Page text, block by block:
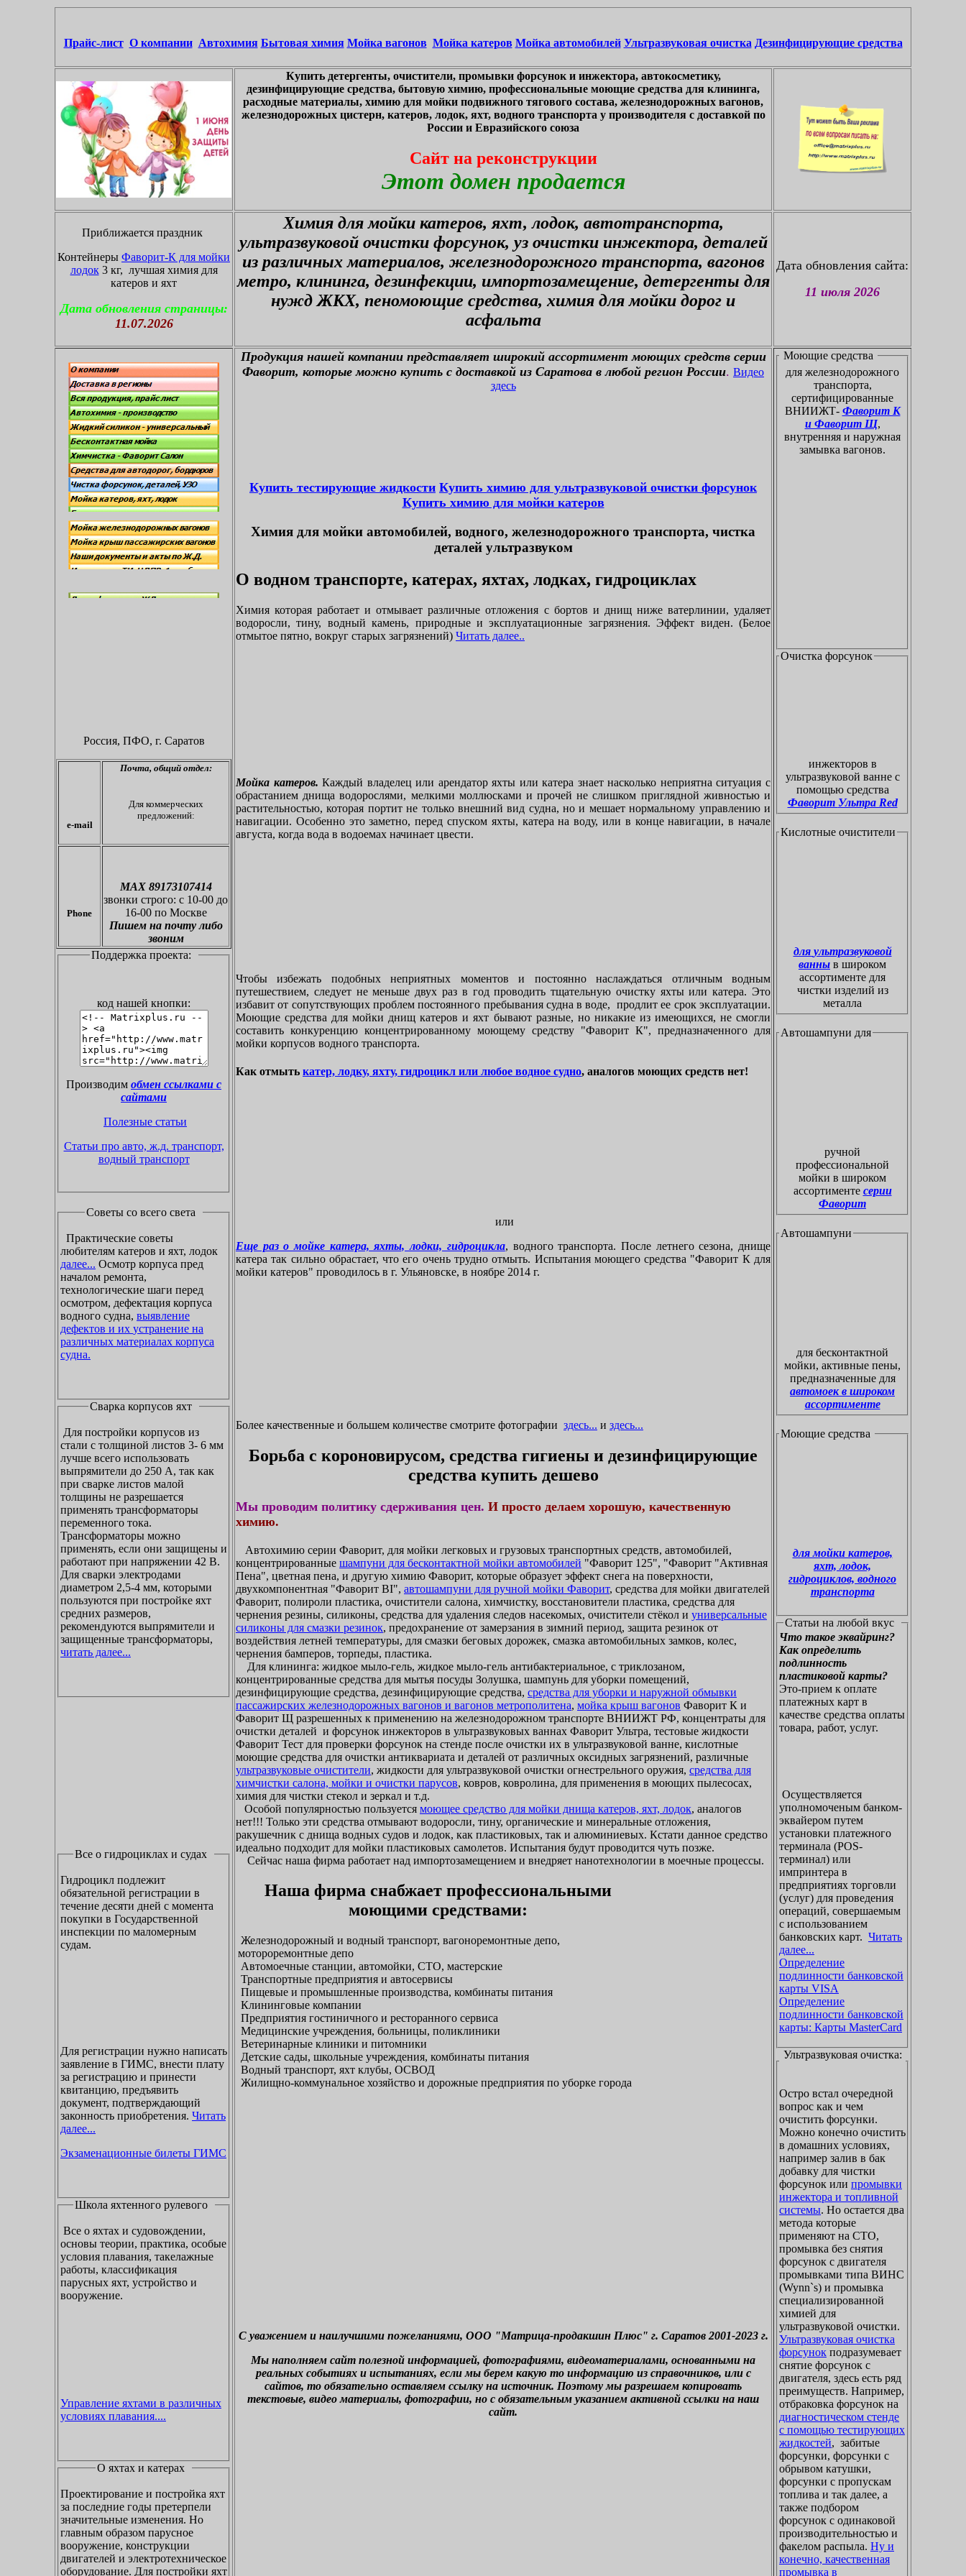
Прайс-лист О компании Автохимия Бытовая химия Мойка вагонов Мойка катеров Мойка автомобилей Ультразвуковая очистка Дезинфицирующие средства
Купить детергенты, очистители, промывки форсунок и инжектора, автокосметику,
дезинфицирующие средства, бытовую химию, профессиональные моющие средства для клининга,
расходные материалы, химию для мойки подвижного тягового состава, железнодорожных вагонов,
железнодорожных цистерн, катеров, лодок, яхт, водного транспорта у производителя с доставкой по
России и Евразийского союза
Сайт на реконструкции
Этот домен продается
Приближается праздник
Контейнеры Фаворит-К для мойки
лодок3 кг, лучшая химия для
катеров и яхт
Дата обновления страницы:
11.07.2026
Химия для мойки катеров, яхт, лодок, автотранспорта,
ультразвуковой очистки форсунок, уз очистки инжектора, деталей
из различных материалов, железнодорожного транспорта, вагонов
метро, клининга, дезинфекции, импортозамещение, детергенты для
нужд ЖКХ, пеномоющие средства, химия для мойки дорог и
асфальта
Дата обновления сайта:
11 июля 2026
Россия, ПФО, г. Саратов
e-mail
Почта, общий отдел:
Для коммерческих
предложений:
Phone
МАХ 89173107414
звонки строго: с 10-00 до
16-00 по Москве
Пишем на почту либо
звоним
Поддержка проекта:
код нашей кнопки:
Производим обмен ссылками с
сайтами
Полезные статьи
Статьи про авто, ж.д. транспорт,
водный транспорт
Советы со всего света
Практические советы
любителям катеров и яхт, лодок
далее... Осмотр корпуса пред
началом ремонта,
технологические шаги перед
осмотром, дефектация корпуса
водного судна, выявление
дефектов и их устранение на
различных материалах корпуса
судна.
Сварка корпусов яхт
Для постройки корпусов из
стали с толщиной листов 3- 6 мм
лучше всего использовать
выпрямители до 250 А, так как
при сварке листов малой
толщины не разрешается
применять трансформаторы
переменного тока.
Трансформаторы можно
применять, если они защищены и
работают при напряжении 42 В.
Для сварки электродами
диаметром 2,5-4 мм, которыми
пользуются при постройке яхт
средних размеров,
рекомендуются выпрямители и
защищенные трансформаторы,
читать далее...
Все о гидроциклах и судах
Гидроцикл подлежит
обязательной регистрации в
течение десяти дней с момента
покупки в Государственной
инспекции по маломерным
судам.
Для регистрации нужно написать
заявление в ГИМС, внести плату
за регистрацию и принести
квитанцию, предъявить
документ, подтверждающий
законность приобретения. Читать
далее...
Экзаменационные билеты ГИМС
Школа яхтенного рулевого
Все о яхтах и судовождении,
основы теории, практика, особые
условия плавания, такелажные
работы, классификация
парусных яхт, устройство и
вооружение.
Управление яхтами в различных
условиях плавания....
О яхтах и катерах
Проектирование и постройка яхт
за последние годы претерпели
значительные изменения. Но
главным образом парусное
вооружение, конструкции
двигателей и электротехническое
оборудование. Для постройки яхт
Продукция нашей компании представляет широкий ассортимент моющих средств серии
Фаворит, которые можно купить с доставкой из Саратова в любой регион России. Видео
здесь
Купить тестирующие жидкости Купить химию для ультразвуковой очистки форсунок
Купить химию для мойки катеров
Химия для мойки автомобилей, водного, железнодорожного транспорта, чистка
деталей ультразвуком
О водном транспорте, катерах, яхтах, лодках, гидроциклах
Химия которая работает и отмывает различные отложения с бортов и днищ ниже ватерлинии, удаляет
водоросли, тину, водный камень, природные и эксплуатационные загрязнения. Эффект виден. (Белое
отмытое пятно, вокруг старых загрязнений) Читать далее..
Мойка катеров. Каждый владелец или арендатор яхты или катера знает насколько неприятна ситуация с
обрастанием днища водорослями, мелкими моллюсками и прочей не слишком приглядной живностью и
растительностью, которая портит не только внешний вид судна, но и мешает нормальному управлению и
навигации. Особенно это заметно, перед спуском яхты, катера на воду, или в конце навигации, в начале
августа, когда вода в водоемах начинает цвести.
Чтобы избежать подобных неприятных моментов и постоянно наслаждаться отличным водным
путешествием, следует не меньше двух раз в год проводить тщательную очистку яхты или катера. Это
избавит от сопутствующих проблем постоянного пребывания судна в воде, продлит ее срок эксплуатации.
Моющие средства для мойки днищ катеров и яхт бывают разные, но никакие из имеющихся, не смогли
составить конкуренцию концентрированному моющему средству "Фаворит К", предназначенного для
мойки корпусов водного транспорта.
Как отмыть катер, лодку, яхту, гидроцикл или любое водное судно, аналогов моющих средств нет!
или
Еще раз о мойке катера, яхты, лодки, гидроцикла, водного транспорта. После летнего сезона, днище
катера так сильно обрастает, что его очень трудно отмыть. Испытания моющего средства "Фаворит К для
мойки катеров" проводилось в г. Ульяновске, в ноябре 2014 г.
Более качественные и большем количестве смотрите фотографии здесь... и здесь...
Борьба с короновирусом, средства гигиены и дезинфицирующие
средства купить дешево
Мы проводим политику сдерживания цен. И просто делаем хорошую, качественную
химию.
Автохимию серии Фаворит, для мойки легковых и грузовых транспортных средств, автомобилей,
концентрированные шампуни для бесконтактной мойки автомобилей "Фаворит 125", "Фаворит "Активная
Пена", цветная пена, и другую химию Фаворит, которые образует эффект снега на поверхности,
двухкомпонентная "Фаворит BI", автошампуни для ручной мойки Фаворит, средства для мойки двигателей
Фаворит, полироли пластика, очистители салона, химчистку, восстановители пластика, средства для
чернения резины, силиконы, средства для удаления следов насекомых, очистители стёкол и универсальные
силиконы для смазки резинок, предохранение от замерзания в зимний период, защита резинок от
воздействия летней температуры, для смазки беговых дорожек, смазка автомобильных замков, колес,
чернения бамперов, торпеды, пластика.
Для клининга: жидкое мыло-гель, жидкое мыло-гель антибактериальное, с триклозаном,
концентрированные средства для мытья посуды Золушка, шампунь для уборки помещений,
дезинфицирующие средства, дезинфицирующие средства, средства для уборки и наружной обмывки
пассажирских железнодорожных вагонов и вагонов метрополитена, мойка крыш вагонов Фаворит К и
Фаворит Щ разрешенных к применению на железнодорожном транспорте ВНИИЖТ РФ, концентраты для
очистки деталей и форсунок инжекторов в ультразвуковых ваннах Фаворит Ультра, тестовые жидкости
Фаворит Тест для проверки форсунок на стенде после очистки их в ультразвуковой ванне, кислотные
моющие средства для очистки антиквариата и деталей от различных оксидных загрязнений, различные
ультразвуковые очистители, жидкости для ультразвуковой очистки огнестрельного оружия, средства для
химчистки салона, мойки и очистки парусов, ковров, ковролина, для применения в моющих пылесосах,
химия для чистки стекол и зеркал и т.д.
Особой популярностью пользуется моющее средство для мойки днища катеров, яхт, лодок, аналогов
нет!!! Только эти средства отмывают водоросли, тину, органические и минеральные отложения,
ракушечник с днища водных судов и лодок, как пластиковых, так и алюминиевых. Кстати данное средство
идеально подходит для мойки пластиковых самолетов. Испытания будут проводится чуть позже.
Сейчас наша фирма работает над импортозамещением и внедряет нанотехнологии в моечные процессы.
Наша фирма снабжает профессиональными
моющими средствами:
Железнодорожный и водный транспорт, вагоноремонтные депо,
мотороремонтные депо
Автомоечные станции, автомойки, СТО, мастерские
Транспортные предприятия и автосервисы
Пищевые и промышленные производства, комбинаты питания
Клининговые компании
Предприятия гостиничного и ресторанного сервиса
Медицинские учреждения, больницы, поликлиники
Ветеринарные клиники и питомники
Детские сады, школьные учреждения, комбинаты питания
Водный транспорт, яхт клубы, ОСВОД
Жилищно-коммунальное хозяйство и дорожные предприятия по уборке города
С уважением и наилучшими пожеланиями, ООО "Матрица-продакшин Плюс" г. Саратов 2001-2023 г.
Мы наполняем сайт полезной информацией, фотографиями, видеоматериалами, основанными на
реальных событиях и испытаниях, если мы берем какую то информацию из справочников, или с
сайтов, то обязательно оставляем ссылку на источник. Поэтому мы разрешаем копировать
текстовые, видео материалы, фотографии, но с обязательным указанием активной ссылки на наш
сайт.
Моющие средства
для железнодорожного
транспорта,
сертифицированные
ВНИИЖТ- Фаворит К
и Фаворит Щ,
внутренняя и наружная
замывка вагонов.
Очистка форсунок
инжекторов в
ультразвуковой ванне с
помощью средства
Фаворит Ультра Red
Кислотные очистители
для ультразвуковой
ванны в широком
ассортименте для
чистки изделий из
металла
Автошампуни для
ручной
профессиональной
мойки в широком
ассортименте серии
Фаворит
Автошампуни
для бесконтактной
мойки, активные пены,
предназначенные для
автомоек в широком
ассортименте
Моющие средства
для мойки катеров,
яхт, лодок,
гидроциклов, водного
транспорта
Статьи на любой вкус
Что такое эквайринг?
Как определить
подлинность
пластиковой карты?
Это-прием к оплате
платежных карт в
качестве средства оплаты
товара, работ, услуг.
Осуществляется
уполномоченым банком-
эквайером путем
установки платежного
терминала (POS-
терминал) или
импринтера в
предприятиях торговли
(услуг) для проведения
операций, совершаемым
с использованием
банковских карт. Читать
далее...
Определение
подлинности банковской
карты VISA
Определение
подлинности банковской
карты: Карты MasterCard
Ультразвуковая очистка:
Остро встал очередной
вопрос как и чем
очистить форсунки.
Можно конечно очистить
в домашних условиях,
например залив в бак
добавку для чистки
форсунок или промывки
инжектора и топливной
системы. Но остается два
метода которые
применяют на СТО,
промывка без снятия
форсунок с двигателя
промывками типа ВИНС
(Wynn`s) и промывка
специализированной
химией для
ультразвуковой очистки.
Ультразвуковая очистка
форсунок
снятие форсунок с
двигателя, здесь есть ряд
преимуществ. Например,
отбраковка форсунок на
диагностическом стенде
с помощью тестирующих
жидкостей, забитые
форсунки, форсунки с
обрывом катушки,
форсунки с пропускам
топлива и так далее, а
также подбором
форсунок с одинаковой
производительностью и
факелом распыла. Ну и
конечно, качественная
промывка в